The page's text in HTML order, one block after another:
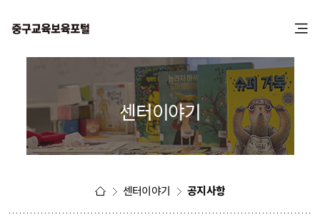
센터이야기
센터이야기 공지사항